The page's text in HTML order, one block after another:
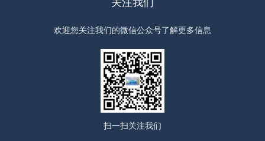
关注我们
欢迎您关注我们的微信公众号了解更多信息
扫一扫关注我们